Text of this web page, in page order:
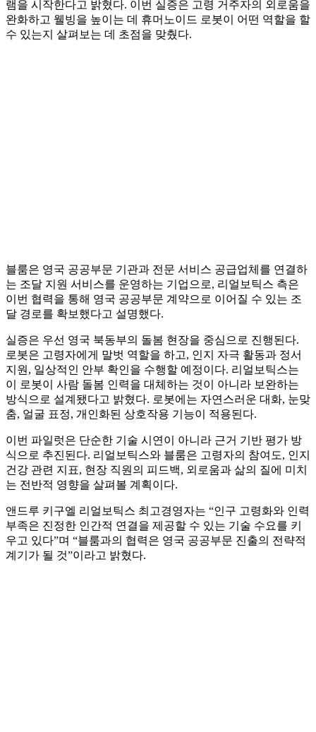
램을 시작한다고 밝혔다. 이번 실증은 고령 거주자의 외로움을
완화하고 웰빙을 높이는 데 휴머노이드 로봇이 어떤 역할을 할
수 있는지 살펴보는 데 초점을 맞췄다.
블룸은 영국 공공부문 기관과 전문 서비스 공급업체를 연결하
는 조달 지원 서비스를 운영하는 기업으로, 리얼보틱스 측은
이번 협력을 통해 영국 공공부문 계약으로 이어질 수 있는 조
달 경로를 확보했다고 설명했다.
실증은 우선 영국 북동부의 돌봄 현장을 중심으로 진행된다.
로봇은 고령자에게 말벗 역할을 하고, 인지 자극 활동과 정서
지원, 일상적인 안부 확인을 수행할 예정이다. 리얼보틱스는
이 로봇이 사람 돌봄 인력을 대체하는 것이 아니라 보완하는
방식으로 설계됐다고 밝혔다. 로봇에는 자연스러운 대화, 눈맞
춤, 얼굴 표정, 개인화된 상호작용 기능이 적용된다.
이번 파일럿은 단순한 기술 시연이 아니라 근거 기반 평가 방
식으로 추진된다. 리얼보틱스와 블룸은 고령자의 참여도, 인지
건강 관련 지표, 현장 직원의 피드백, 외로움과 삶의 질에 미치
는 전반적 영향을 살펴볼 계획이다.
앤드루 키구엘 리얼보틱스 최고경영자는 “인구 고령화와 인력
부족은 진정한 인간적 연결을 제공할 수 있는 기술 수요를 키
우고 있다”며 “블룸과의 협력은 영국 공공부문 진출의 전략적
계기가 될 것”이라고 밝혔다.